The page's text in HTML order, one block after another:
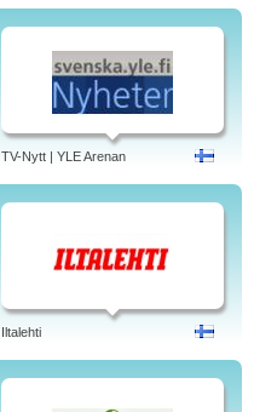
TV-Nytt | YLE Arenan
Iltalehti